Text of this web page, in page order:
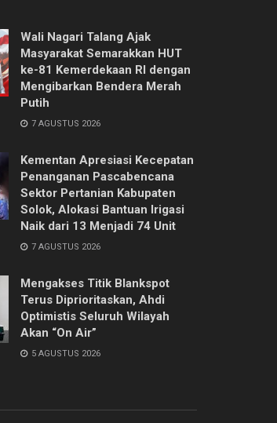
Wali Nagari Talang Ajak
Masyarakat Semarakkan HUT
ke-81 Kemerdekaan RI dengan
Mengibarkan Bendera Merah
Putih
7 AGUSTUS 2026
Kementan Apresiasi Kecepatan
Penanganan Pascabencana
Sektor Pertanian Kabupaten
Solok, Alokasi Bantuan Irigasi
Naik dari 13 Menjadi 74 Unit
7 AGUSTUS 2026
Mengakses Titik Blankspot
Terus Diprioritaskan, Ahdi
Optimistis Seluruh Wilayah
Akan “On Air”
5 AGUSTUS 2026